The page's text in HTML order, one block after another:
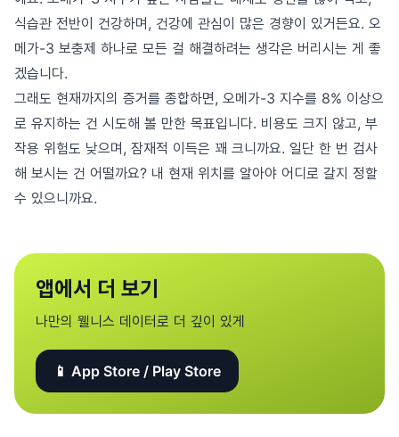
식습관 전반이 건강하며, 건강에 관심이 많은 경향이 있거든요. 오
메가-3 보충제 하나로 모든 걸 해결하려는 생각은 버리시는 게 좋
겠습니다.
그래도 현재까지의 증거를 종합하면, 오메가-3 지수를 8% 이상으
로 유지하는 건 시도해 볼 만한 목표입니다. 비용도 크지 않고, 부
작용 위험도 낮으며, 잠재적 이득은 꽤 크니까요. 일단 한 번 검사
해 보시는 건 어떨까요? 내 현재 위치를 알아야 어디로 갈지 정할
수 있으니까요.
앱에서 더 보기
나만의 웰니스 데이터로 더 깊이 있게
📱 App Store / Play Store